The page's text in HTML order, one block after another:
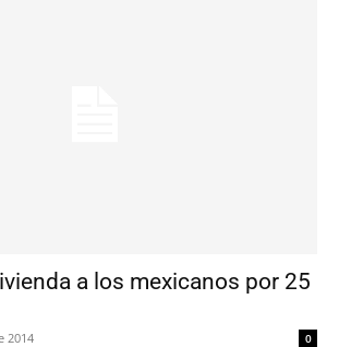
a los mexicanos por 25
2014 0